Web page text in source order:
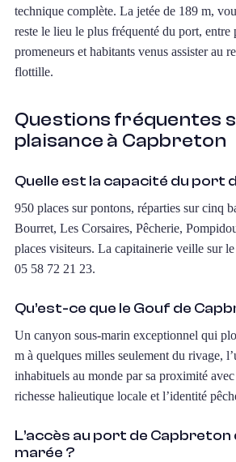
technique complète. La jetée de 189 m,
reste le lieu le plus fréquenté du port, entre
promeneurs et habitants venus assister au
flottille.
Questions fréquentes
plaisance à Capbreton
Quelle est la capacité du port
950 places sur pontons, réparties sur cinq
Bourret, Les Corsaires, Pêcherie,
places visiteurs. La capitainerie veille sur
05 58 72 21 23.
Qu’est-ce que le Gouf de
Un canyon sous-marin exceptionnel qui
m à quelques milles seulement du rivage,
inhabituels au monde par sa proximité
richesse halieutique locale et l’identité
L’accès au port de Capbreton
marée ?